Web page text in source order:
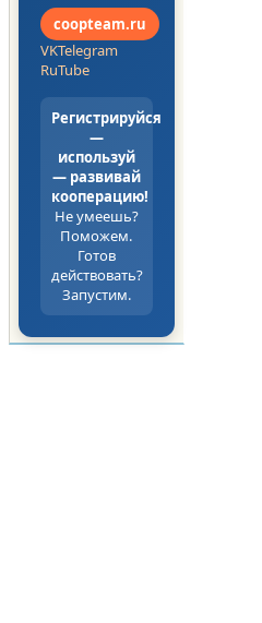
coopteam.ru
VKTelegram
RuTube
Регистрируйся
—
используй
— развивай
кооперацию!
Не умеешь?
Поможем.
Готов
действовать?
Запустим.